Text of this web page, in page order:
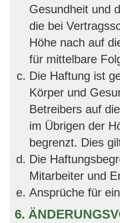
Gesundheit und
die bei
Höhe nach auf
für mittelbare
Die Haftung ist
Körper und
Betreibers auf
im Übrigen der
begrenzt. Dies
Die
Mitarbeiter und
Ansprüche für
6.